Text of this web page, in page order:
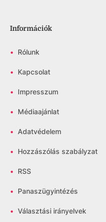
Információk
• Rólunk
• Kapcsolat
• Impresszum
• Médiaajánlat
• Adatvédelem
• Hozzászólás szabályzat
• RSS
• Panaszügyintézés
• Választási irányelvek